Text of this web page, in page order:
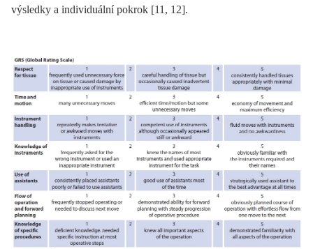
výsledky a individuální pokrok [11, 12].